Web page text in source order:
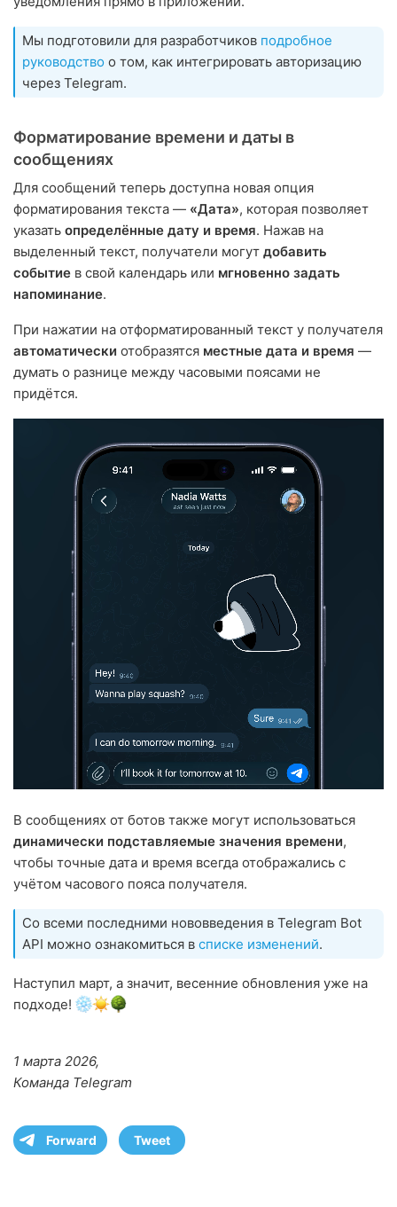
Мы подготовили для разработчиков подробное
руководство о том, как интегрировать авторизацию
через Telegram.
Форматирование времени и даты в
сообщениях
Для сообщений теперь доступна новая опция
форматирования текста — «Дата», которая позволяет
указать определённые дату и время. Нажав на
выделенный текст, получатели могут добавить
событие в свой календарь или мгновенно задать
напоминание.
При нажатии на отформатированный текст у получателя
автоматически отобразятся местные дата и время —
думать о разнице между часовыми поясами не
придётся.
В сообщениях от ботов также могут использоваться
динамически подставляемые значения времени,
чтобы точные дата и время всегда отображались с
учётом часового пояса получателя.
Со всеми последними нововведения в Telegram Bot
API можно ознакомиться в списке изменений.
Наступил март, а значит, весенние обновления уже на
подходе!
1 марта 2026,
Команда Telegram
Forward Tweet